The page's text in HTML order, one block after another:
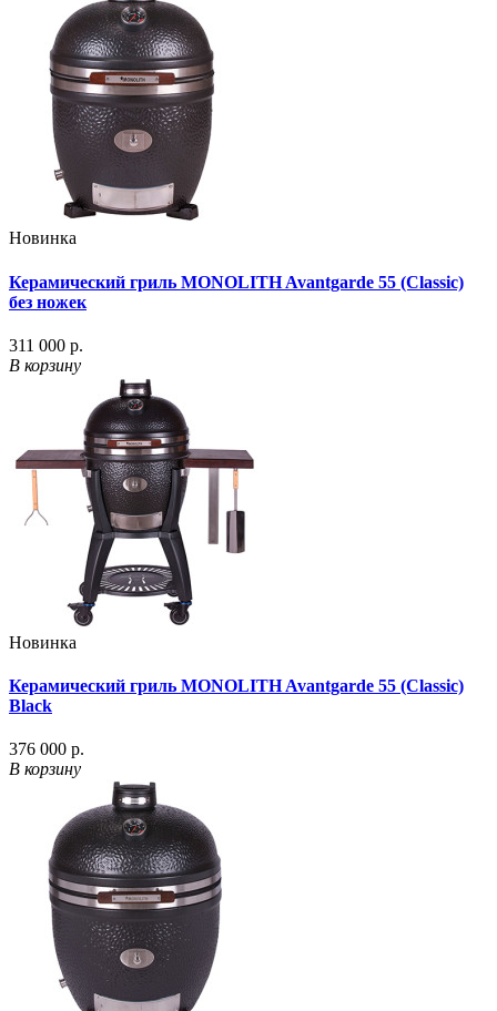
Новинка
Керамический гриль MONOLITH Avantgarde 55 (Classic)
без ножек
311 000 р.
В корзину
Новинка
Керамический гриль MONOLITH Avantgarde 55 (Classic)
Black
376 000 р.
В корзину